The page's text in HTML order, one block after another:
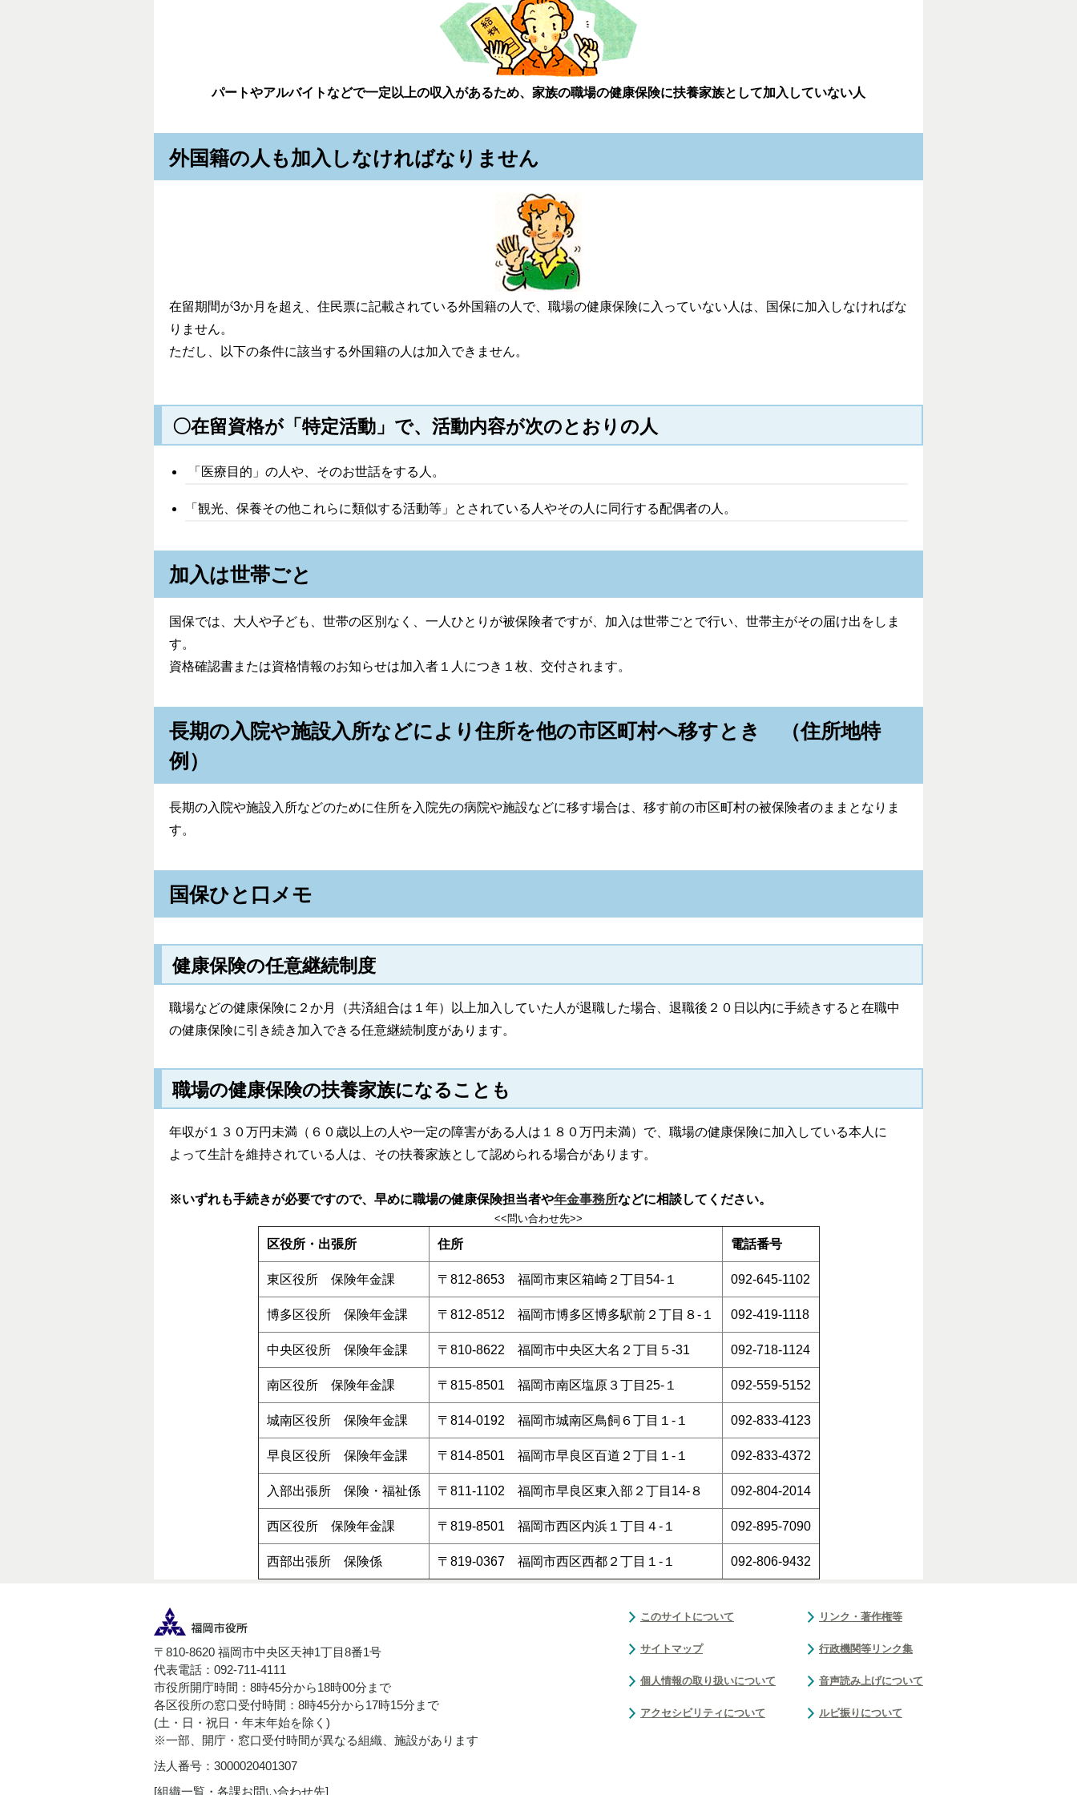
パートやアルバイトなどで一定以上の収入があるため、家族の職場の健康保険に扶養家族として加入していない人
外国籍の人も加入しなければなりません
在留期間が3か月を超え、住民票に記載されている外国籍の人で、職場の健康保険に入っていない人は、国保に加入しなければな
りません。
ただし、以下の条件に該当する外国籍の人は加入できません。
〇在留資格が「特定活動」で、活動内容が次のとおりの人
「医療目的」の人や、そのお世話をする人。
「観光、保養その他これらに類似する活動等」とされている人やその人に同行する配偶者の人。
加入は世帯ごと
国保では、大人や子ども、世帯の区別なく、一人ひとりが被保険者ですが、加入は世帯ごとで行い、世帯主がその届け出をしま
す。
資格確認書または資格情報のお知らせは加入者１人につき１枚、交付されます。
長期の入院や施設入所などにより住所を他の市区町村へ移すとき （住所地特
例）
長期の入院や施設入所などのために住所を入院先の病院や施設などに移す場合は、移す前の市区町村の被保険者のままとなりま
す。
国保ひと口メモ
健康保険の任意継続制度
職場などの健康保険に２か月（共済組合は１年）以上加入していた人が退職した場合、退職後２０日以内に手続きすると在職中
の健康保険に引き続き加入できる任意継続制度があります。
職場の健康保険の扶養家族になることも
年収が１３０万円未満（６０歳以上の人や一定の障害がある人は１８０万円未満）で、職場の健康保険に加入している本人に
よって生計を維持されている人は、その扶養家族として認められる場合があります。
※いずれも手続きが必要ですので、早めに職場の健康保険担当者や年金事務所などに相談してください。
<<問い合わせ先>>
区役所・出張所 住所 電話番号
東区役所 保険年金課 〒812-8653 福岡市東区箱崎２丁目54-１ 092-645-1102
博多区役所 保険年金課 〒812-8512 福岡市博多区博多駅前２丁目８-１ 092-419-1118
中央区役所 保険年金課 〒810-8622 福岡市中央区大名２丁目５-31 092-718-1124
南区役所 保険年金課 〒815-8501 福岡市南区塩原３丁目25-１ 092-559-5152
城南区役所 保険年金課 〒814-0192 福岡市城南区鳥飼６丁目１-１ 092-833-4123
早良区役所 保険年金課 〒814-8501 福岡市早良区百道２丁目１-１ 092-833-4372
入部出張所 保険・福祉係 〒811-1102 福岡市早良区東入部２丁目14-８ 092-804-2014
西区役所 保険年金課 〒819-8501 福岡市西区内浜１丁目４-１ 092-895-7090
西部出張所 保険係 〒819-0367 福岡市西区西都２丁目１-１ 092-806-9432
〒810-8620 福岡市中央区天神1丁目8番1号
代表電話：092-711-4111
市役所開庁時間：8時45分から18時00分まで
各区役所の窓口受付時間：8時45分から17時15分まで
(土・日・祝日・年末年始を除く)
※一部、開庁・窓口受付時間が異なる組織、施設があります
法人番号：3000020401307
[組織一覧・各課お問い合わせ先]
このサイトについて
サイトマップ
個人情報の取り扱いについて
アクセシビリティについて
リンク・著作権等
行政機関等リンク集
音声読み上げについて
ルビ振りについて